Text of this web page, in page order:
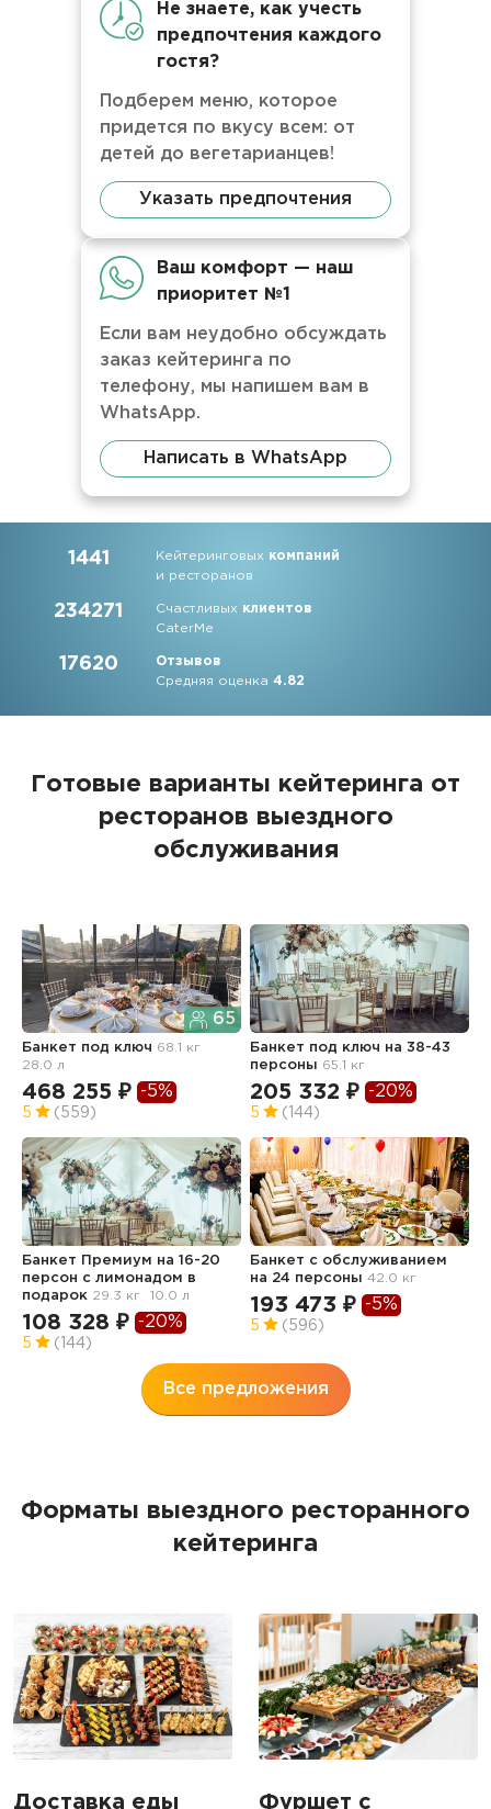
Не знаете, как учесть
предпочтения каждого
гостя?
Подберем меню, которое
придется по вкусу всем: от
детей до вегетарианцев!
Указать предпочтения
Ваш комфорт — наш
приоритет №1
Если вам неудобно обсуждать
заказ кейтеринга по
телефону, мы напишем вам в
WhatsApp.
Написать в WhatsApp
1441 Кейтеринговых компаний
и ресторанов
234271 Счастливых клиентов
CaterMe
17620
Отзывов
Средняя оценка4.82
Готовые варианты кейтеринга от
ресторанов выездного
обслуживания
65
Банкет под ключ 68.1 кг
28.0 л
468 255 ₽ -5%
5 (559)
Банкет под ключ на 38-43
персоны 65.1 кг
205 332 ₽ -20%
5 (144)
Банкет Премиум на 16-20
персон с лимонадом в
подарок 29.3 кг 10.0 л
108 328 ₽ -20%
5 (144)
Банкет с обслуживанием
на 24 персоны42.0 кг
193 473 ₽ -5%
5 (596)
Все предложения
Форматы выездного ресторанного
кейтеринга
Доставка еды Фуршет с